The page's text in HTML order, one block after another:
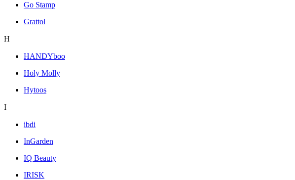
Go Stamp
Grattol
H
HANDYboo
Holy Molly
Hytoos
I
ibdi
InGarden
IQ Beauty
IRISK